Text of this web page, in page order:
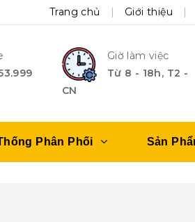
Trang chủ Giới thiệu
Giờ làm việc
Từ 8 - 18h, T2 -
CN
Phân Phối Sản